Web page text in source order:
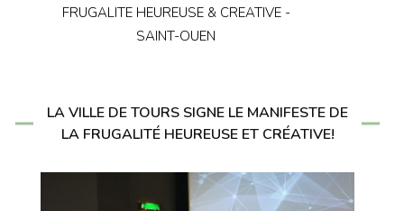
FRUGALITE HEUREUSE & CREATIVE -
SAINT-OUEN
LA VILLE DE TOURS SIGNE LE MANIFESTE DE
LA FRUGALITÉ HEUREUSE ET CRÉATIVE!